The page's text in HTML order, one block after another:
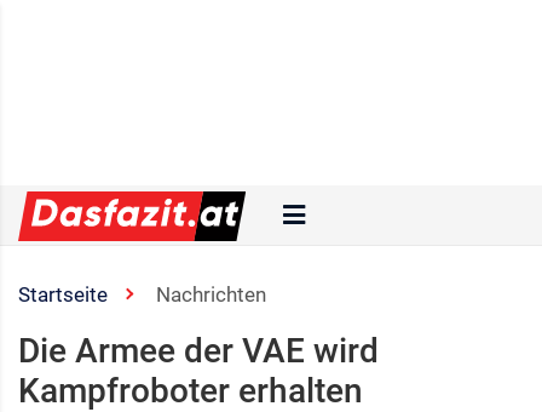
Startseite Nachrichten
Die Armee der VAE wird
Kampfroboter erhalten